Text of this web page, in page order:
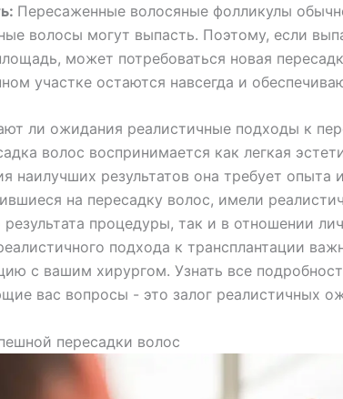
Пересаженные волосяные фолликулы
волосы могут выпасть. Поэтому, если
может потребоваться новая
участке остаются навсегда и
ли ожидания реалистичные подходы к
волос воспринимается как легкая
наилучших результатов она требует
на пересадку волос, имели
процедуры, так и в отношении
подхода к трансплантации
с вашим хирургом. Узнать все
вас вопросы - это залог реалистичных
пересадки волос